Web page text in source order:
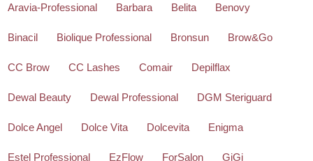
Aravia-Professional Barbara Belita Benovy
Binacil Biolique Professional Bronsun Brow&Go
CC Brow CC Lashes Comair Depilflax
Dewal Beauty Dewal Professional DGM Steriguard
Dolce Angel Dolce Vita Dolcevita Enigma
Estel Professional EzFlow ForSalon GiGi